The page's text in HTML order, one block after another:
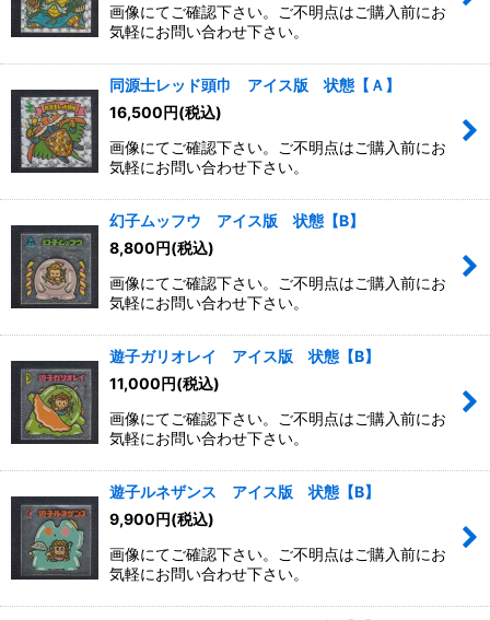
画像にてご確認下さい。ご不明点はご購入前にお
気軽にお問い合わせ下さい。
同源士レッド頭巾 アイス版 状態【Ａ】
16,500円(税込)
画像にてご確認下さい。ご不明点はご購入前にお
気軽にお問い合わせ下さい。
幻子ムッフウ アイス版 状態【B】
8,800円(税込)
画像にてご確認下さい。ご不明点はご購入前にお
気軽にお問い合わせ下さい。
遊子ガリオレイ アイス版 状態【B】
11,000円(税込)
画像にてご確認下さい。ご不明点はご購入前にお
気軽にお問い合わせ下さい。
遊子ルネザンス アイス版 状態【B】
9,900円(税込)
画像にてご確認下さい。ご不明点はご購入前にお
気軽にお問い合わせ下さい。